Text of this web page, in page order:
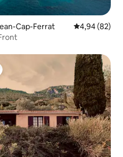
Cap-Ferrat Priemerné
4,94 (82)